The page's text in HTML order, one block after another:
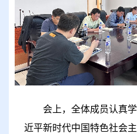
会上，全体成员认真
近平新时代中国特色社会